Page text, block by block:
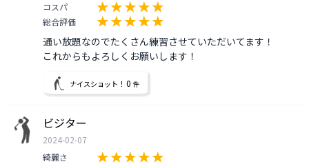
コスパ
総合評価
通い放題なのでたくさん練習させていただいてます！
これからもよろしくお願いします！
ナイスショット！ 0 件
ビジター
2024-02-07
綺麗さ